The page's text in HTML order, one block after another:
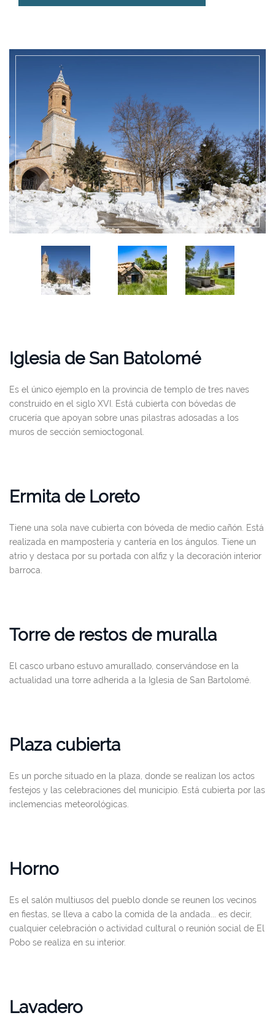
Iglesia de San Batolomé
Es el único ejemplo en la provincia de templo de tres naves
construido en el siglo XVI. Está cubierta con bóvedas de
crucería que apoyan sobre unas pilastras adosadas a los
muros de sección semioctogonal.
Ermita de Loreto
Tiene una sola nave cubierta con bóveda de medio cañón. Está
realizada en mampostería y cantería en los ángulos. Tiene un
atrio y destaca por su portada con alfiz y la decoración interior
barroca.
Torre de restos de muralla
El casco urbano estuvo amurallado, conservándose en la
actualidad una torre adherida a la Iglesia de San Bartolomé.
Plaza cubierta
Es un porche situado en la plaza, donde se realizan los actos
festejos y las celebraciones del municipio. Está cubierta por las
inclemencias meteorológicas.
Horno
Es el salón multiusos del pueblo donde se reunen los vecinos
en fiestas, se lleva a cabo la comida de la andada... es decir,
cualquier celebración o actividad cultural o reunión social de El
Pobo se realiza en su interior.
Lavadero